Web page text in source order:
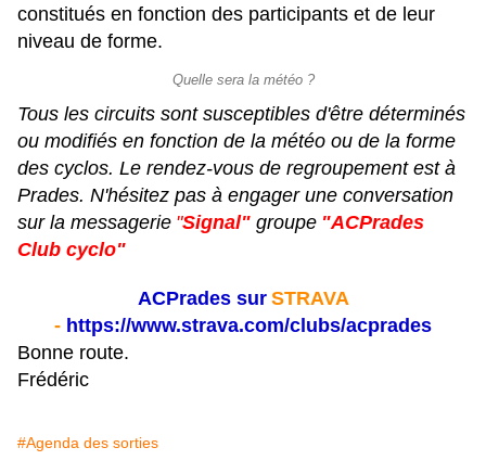
constitués en fonction des participants et de leur
niveau de forme.
Quelle sera la météo ?
Tous les circuits sont susceptibles d'être déterminés
ou modifiés en fonction de la météo ou de la forme
des cyclos. Le rendez-vous de regroupement est à
Prades. N'hésitez pas à engager une conversation
sur la messagerie "Signal" groupe "ACPrades
Club cyclo"
ACPrades sur STRAVA
- https://www.strava.com/clubs/acprades
Bonne route.
Frédéric
#Agenda des sorties